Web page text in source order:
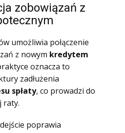
zobowiązań z
umożliwia połączenie
z nowym kredytem
oznacza to
zadłużenia
spłaty, co prowadzi do
raty.
poprawia